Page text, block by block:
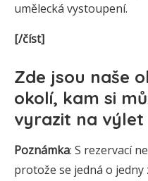
umělecká vystoupení.
[/číst]
Zde jsou naše
okolí, kam si
vyrazit na výlet
Poznámka: S rezervací
protože se jedná o